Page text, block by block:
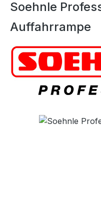
Soehnle
Auffahrrampe
Bildergalerie